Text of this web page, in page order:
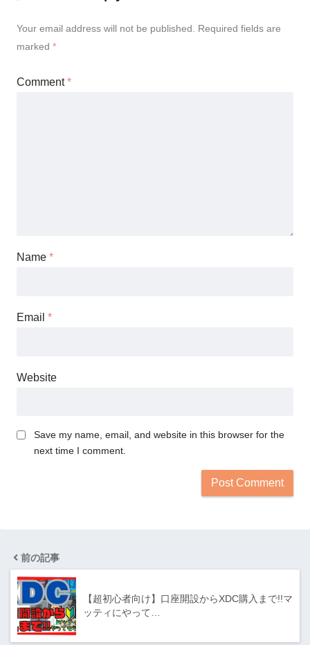
Your email address will not be published. Required fields are
marked *
Comment*
Name *
Email *
Website
Save my name, email, and website in this browser for the
next time I comment.
前の記事
【超初心者向け】口座開設からXDC購入まで!!マ
ッティにやって…